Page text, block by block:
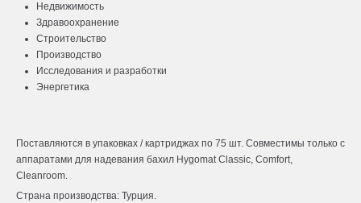
Недвижимость
Здравоохранение
Строительство
Производство
Исследования и разработки
Энергетика
Поставляются в упаковках / картриджах по 75 шт. Совместимы только с
аппаратами для надевания бахил Hygomat Classic, Comfort,
Cleanroom.
Страна производства: Турция.